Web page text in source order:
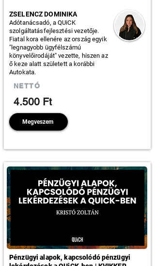
ZSELENCZ DOMINIKA
Adótanácsadó, a QUiCK
szolgáltatásfejlesztési vezetője.
Fiatal kora ellenére az ország egyik
"legnagyobb ügyfélszámú
könyvelőirodáját" vezette, hiszen az
ő keze alatt született a korábbi
Autokata.
NETTÓ
4.500 Ft
Megveszem
Pénzügyi alapok, kapcsolódó pénzügyi